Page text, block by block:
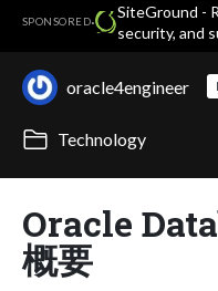
SPONSORED·
SiteGround -
security, and
oracle4engineer
Technology
Oracle
概要